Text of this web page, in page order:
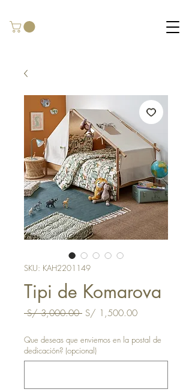
SKU: KAH2201149
Tipi de Komarova
S/ 3,000.00 Precio
S/ 1,500.00Precio
oferta
Que deseas que enviemos en la postal de
dedicación? (opcional)